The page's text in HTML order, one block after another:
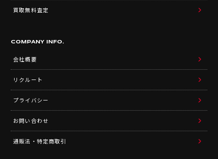
買取無料査定
COMPANY INFO.
会社概要
リクルート
プライバシー
お問い合わせ
通販法・特定商取引